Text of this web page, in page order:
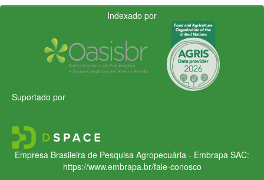
Indexado por
Suportado por
Empresa Brasileira de Pesquisa Agropecuária - Embrapa SAC:
https://www.embrapa.br/fale-conosco